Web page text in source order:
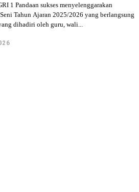
1 Pandaan sukses menyelenggarakan
Tahun Ajaran 2025/2026 yang berlangsung
dihadiri oleh guru, wali...